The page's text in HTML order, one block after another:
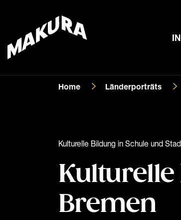
Home Länderporträts
Kulturelle Bildung in Schule und
Bremen